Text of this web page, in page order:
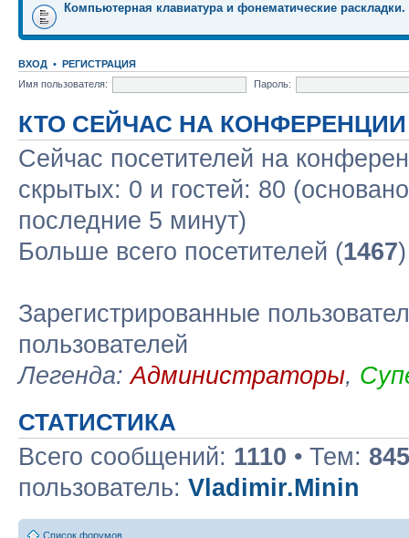
Компьютерная клавиатура и фонематические раскладки.
ВХОД • РЕГИСТРАЦИЯ
Имя пользователя:
Пароль:
КТО СЕЙЧАС НА КОНФЕРЕНЦИИ
Сейчас посетителей на
скрытых: 0 и гостей: 80
последние 5 минут)
Больше всего посетителей (1467
Зарегистрированные
пользователей
Легенда:Администраторы,
СТАТИСТИКА
Всего сообщений: 1110 • Тем: 845
пользователь: Vladimir.Minin
Список форумов